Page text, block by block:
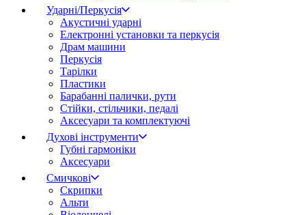
Ударні/Перкусія
Акустичні ударні
Електронні установки та перкусія
Драм машини
Перкусія
Тарілки
Пластики
Барабанні палички, рути
Стійки, стільчики, педалі
Аксесуари та комплектуючі
Духові інструменти
Губні гармоніки
Аксесуари
Смичкові
Скрипки
Альти